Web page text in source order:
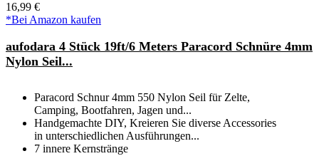
16,99 €
*Bei Amazon kaufen
aufodara 4 Stück 19ft/6 Meters Paracord Schnüre 4mm
Nylon Seil...
Paracord Schnur 4mm 550 Nylon Seil für Zelte,
Camping, Bootfahren, Jagen und...
Handgemachte DIY, Kreieren Sie diverse Accessories
in unterschiedlichen Ausführungen...
7 innere Kernstränge